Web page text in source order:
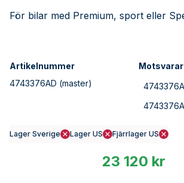
För bilar med Premium, sport eller
Artikelnummer
4743376AD (master)
Lager Sverige Lager US Fjärrlager US
23 120 kr